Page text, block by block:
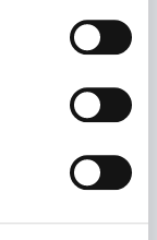
å gå fra å ville